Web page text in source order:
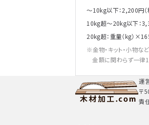
～10kg以下：2,200円（
10kg超～20kg以下：
20kg超：重量（kg）
金物・キット・小物
金額に関わらず一律
運
〒
責